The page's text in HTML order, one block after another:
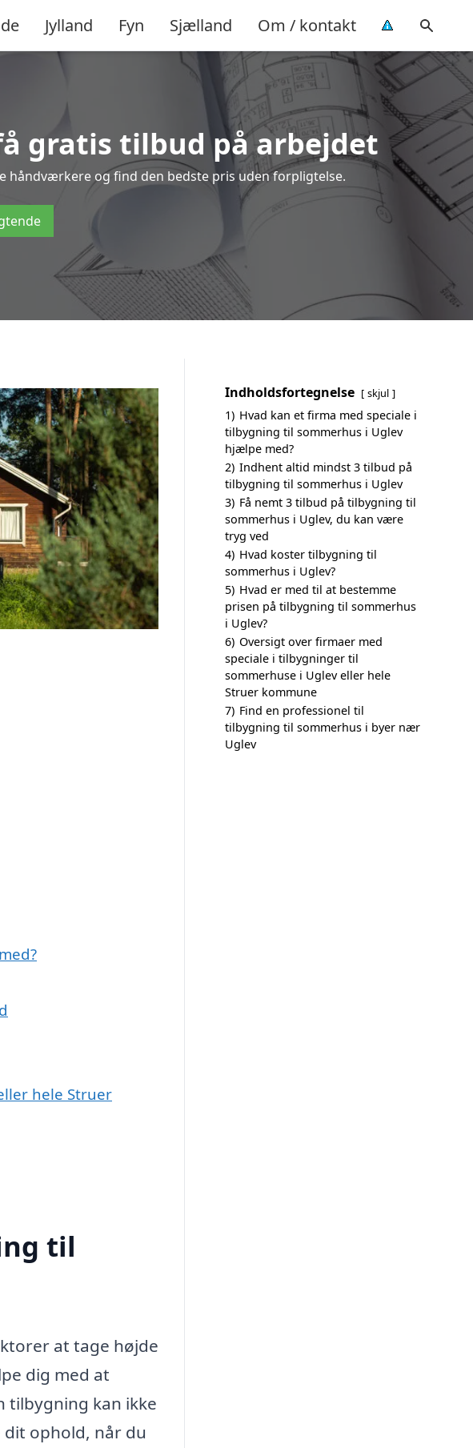
Jylland Fyn Sjælland Om / kontakt
gratis tilbud på arbejdet
håndværkere og find den bedste pris uden forpligtelse.
hele Struer
til
at tage højde
dig med at
tilbygning kan ikke
ophold, når du
Indholdsfortegnelse skjul
1) Hvad kan et firma med speciale i
tilbygning til sommerhus i Uglev
hjælpe med?
2) Indhent altid mindst 3 tilbud på
tilbygning til sommerhus i Uglev
3) Få nemt 3 tilbud på tilbygning til
sommerhus i Uglev, du kan være
tryg ved
4) Hvad koster tilbygning til
sommerhus i Uglev?
5) Hvad er med til at bestemme
prisen på tilbygning til sommerhus
i Uglev?
6) Oversigt over firmaer med
speciale i tilbygninger til
sommerhuse i Uglev eller hele
Struer kommune
7) Find en professionel til
tilbygning til sommerhus i byer nær
Uglev